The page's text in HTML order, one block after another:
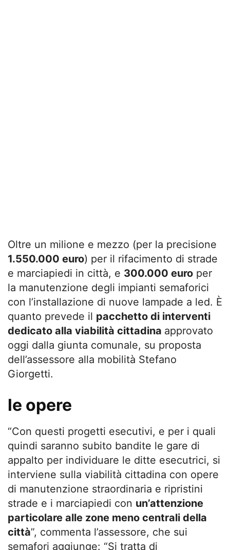
Oltre un milione e mezzo (per la precisione
1.550.000 euro) per il rifacimento di strade
e marciapiedi in città, e 300.000 euro per
la manutenzione degli impianti semaforici
con l’installazione di nuove lampade a led. È
quanto prevede il pacchetto di interventi
dedicato alla viabilità cittadina approvato
oggi dalla giunta comunale, su proposta
dell’assessore alla mobilità Stefano
Giorgetti.
le opere
“Con questi progetti esecutivi, e per i quali
quindi saranno subito bandite le gare di
appalto per individuare le ditte esecutrici, si
interviene sulla viabilità cittadina con opere
di manutenzione straordinaria e ripristini
strade e i marciapiedi con un’attenzione
particolare alle zone meno centrali della
città”, commenta l’assessore, che sui
semafori aggiunge: “Si tratta di